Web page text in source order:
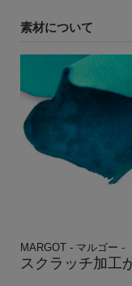
素材について
MARGOT - マルゴー -
スクラッチ加工